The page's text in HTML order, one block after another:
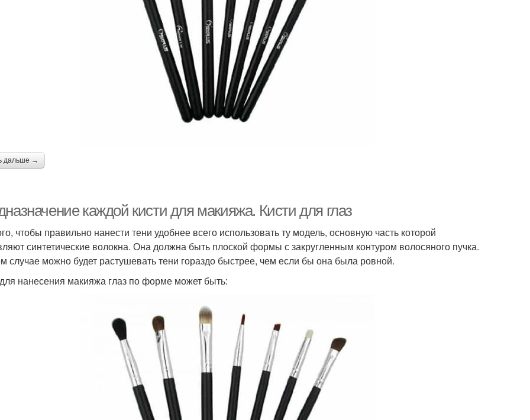
дальше →
каждой кисти для макияжа. Кисти для глаз
чтобы правильно нанести тени удобнее всего использовать ту модель, основную часть которой
синтетические волокна. Она должна быть плоской формы с закругленным контуром волосяного пучка.
случае можно будет растушевать тени гораздо быстрее, чем если бы она была ровной.
нанесения макияжа глаз по форме может быть: